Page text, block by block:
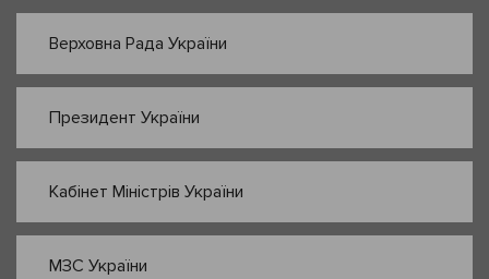
Верховна Рада України
Президент України
Кабінет Міністрів України
МЗС України